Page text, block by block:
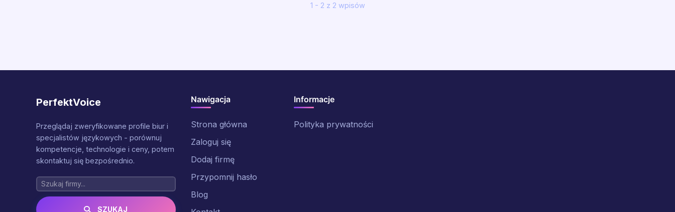
1 - 2 z 2 wpisów
PerfektVoice
Przeglądaj zweryfikowane profile biur i
specjalistów językowych - porównuj
kompetencje, technologie i ceny, potem
skontaktuj się bezpośrednio.
SZUKAJ
Nawigacja
Strona główna
Zaloguj się
Dodaj firmę
Przypomnij hasło
Blog
Informacje
Polityka prywatności